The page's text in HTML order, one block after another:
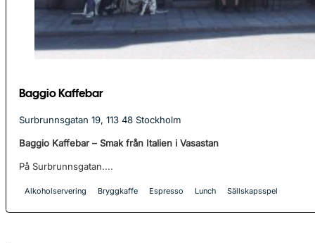
Baggio Kaffebar
Surbrunnsgatan 19, 113 48 Stockholm
Baggio Kaffebar – Smak från Italien i Vasastan
På Surbrunnsgatan....
Alkoholservering Bryggkaffe Espresso Lunch Sällskapsspel